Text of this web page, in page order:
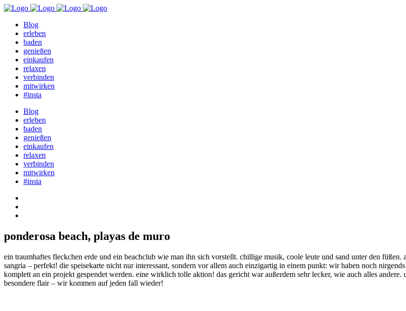
Blog
erleben
baden
genießen
einkaufen
relaxen
verbinden
mitwirken
#insta
Blog
erleben
baden
genießen
einkaufen
relaxen
verbinden
mitwirken
#insta
ponderosa beach, playas de muro
ein traumhaftes fleckchen erde und ein beachclub wie man ihn sich vorstellt. chillige musik, coole leute und sand unter den
sangria – perfekt! die speisekarte nicht nur interessant, sondern vor allem auch einzigartig in einem punkt: wir haben noch
komplett an ein projekt gespendet werden. eine wirklich tolle aktion! das gericht war außerdem sehr lecker, wie auch alles
besondere flair – wir kommen auf jeden fall wieder!